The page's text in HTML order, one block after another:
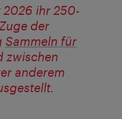
2026 ihr 250-
der
Sammeln für
zwischen
anderem